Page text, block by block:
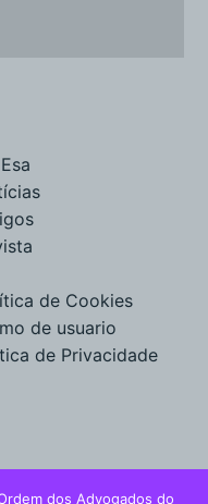
de Cookies
de usuario
de Privacidade
dos Advogados do